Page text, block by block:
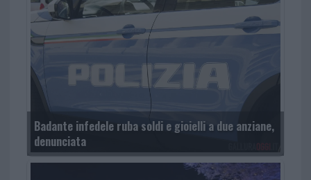
Badante infedele ruba soldi e gioielli a due anziane,
denunciata